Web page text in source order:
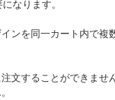
なります。
ンを同一カート内で複
文することができません